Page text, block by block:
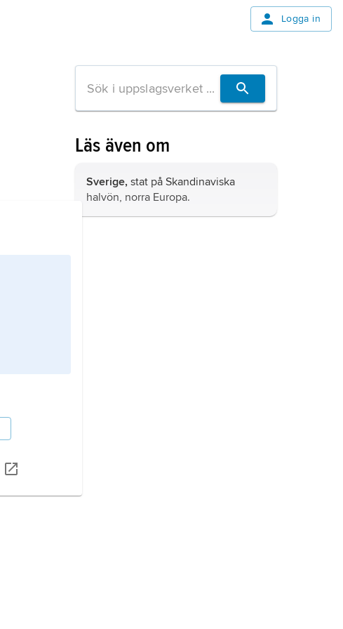
Logga in
Läs även om
Sverige, stat på Skandinaviska
halvön, norra Europa.